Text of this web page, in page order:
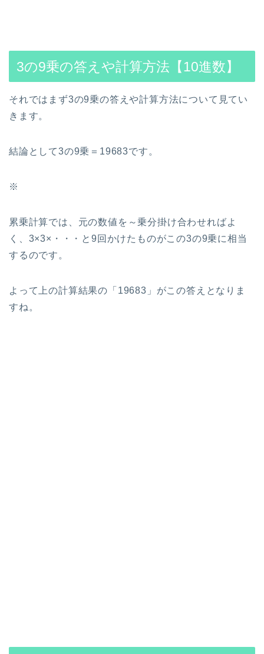
3の9乗の答えや計算方法【10進数】
それではまず3の9乗の答えや計算方法について見てい
きます。
結論として3の9乗＝19683です。
※
累乗計算では、元の数値を～乗分掛け合わせればよ
く、3×3×・・・と9回かけたものがこの3の9乗に相当
するのです。
よって上の計算結果の「19683」がこの答えとなりま
すね。